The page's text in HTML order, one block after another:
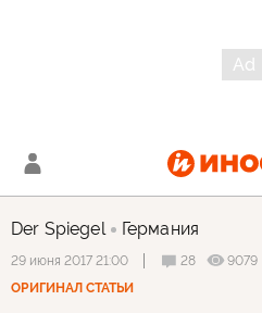
Der Spiegel Германия
29 июня 2017 21:00 28
9079
ОРИГИНАЛ СТАТЬИ